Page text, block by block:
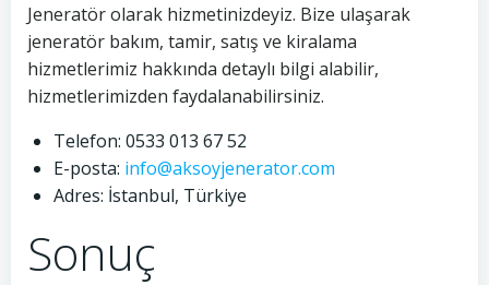
Jeneratör olarak hizmetinizdeyiz. Bize ulaşarak
jeneratör bakım, tamir, satış ve kiralama
hizmetlerimiz hakkında detaylı bilgi alabilir,
hizmetlerimizden faydalanabilirsiniz.
Telefon: 0533 013 67 52
E-posta: info@aksoyjenerator.com
Adres: İstanbul, Türkiye
Sonuç